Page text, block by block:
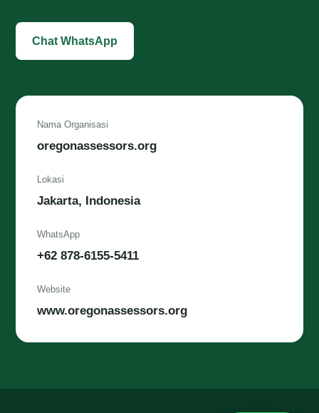
Chat WhatsApp
Nama Organisasi
oregonassessors.org
Lokasi
Jakarta, Indonesia
WhatsApp
+62 878-6155-5411
Website
www.oregonassessors.org